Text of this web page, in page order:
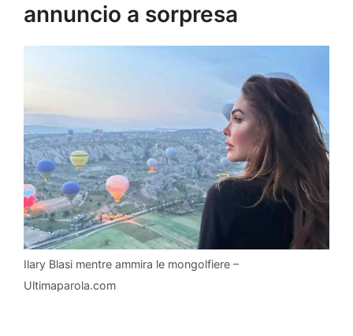
annuncio a sorpresa
Ilary Blasi mentre ammira le mongolfiere –
Ultimaparola.com